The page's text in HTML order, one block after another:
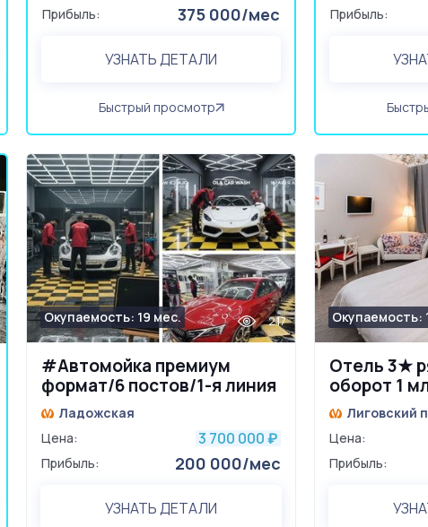
Прибыль: 375 000/мес
УЗНАТЬ ДЕТАЛИ
Быстрый просмотр
Прибыль:
#Автомойка премиум
формат/6 постов/1-я линия
Окупаемость: 19 мес. 217
Ладожская
Цена:
3 700 000 ₽
Прибыль: 200 000/мес
УЗНАТЬ ДЕТАЛИ
Отель 3★
оборот 1
Окупаемость:
Лиговский
Цена:
Прибыль: